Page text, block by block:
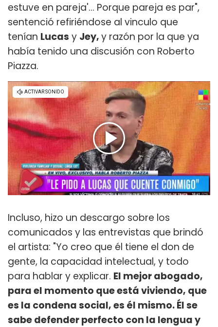
estuve en pareja'... Porque pareja es par",
sentenció refiriéndose al vinculo que
tenían Lucas y Jey,y razón por la que ya
había tenido una discusión con Roberto
Piazza.
Incluso, hizo un descargo sobre los
comunicados y las entrevistas que brindó
el artista: "Yo creo que él tiene el don de
gente, la capacidad intelectual, y todo
para hablar y explicar. El mejor abogado,
para el momento que está viviendo, que
es la condena social, es él mismo. Él se
sabe defender perfecto con la lengua y